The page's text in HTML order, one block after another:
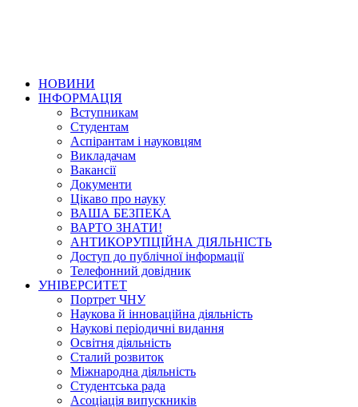
НОВИНИ
ІНФОРМАЦІЯ
Вступникам
Студентам
Аспірантам і науковцям
Викладачам
Вакансії
Документи
Цікаво про науку
ВАША БЕЗПЕКА
ВАРТО ЗНАТИ!
АНТИКОРУПЦІЙНА ДІЯЛЬНІСТЬ
Доступ до публічної інформації
Телефонний довідник
УНІВЕРСИТЕТ
Портрет ЧНУ
Наукова й інноваційна діяльність
Наукові періодичні видання
Освітня діяльність
Сталий розвиток
Міжнародна діяльність
Студентська рада
Асоціація випускників